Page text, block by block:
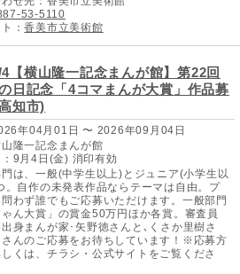
53-5110
：香美市立美術館
【横山隆一記念まんが館】第22回
日記念「4コマまんが大賞」作品募
知市)
年04月01日 〜 2026年09月04日
隆一記念まんが館
9月4日(金) 消印有効
は、一般(中学生以上)とジュニア(小学生以
。自作の未発表作品ならテーマは自由。プ
問わず誰でもご応募いただけます。一般部門
ゃん大賞」の賞金50万円ほか各賞。審査員
身まんが家･矢野徳さんと､くさか里樹さ
さんのご応募をお待ちしています！※応募方
くは、チラシ・公式サイトをご覧くださ